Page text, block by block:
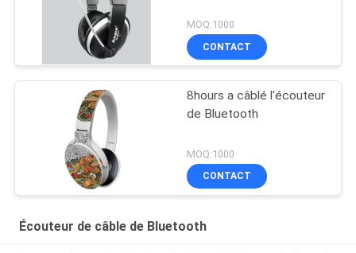
MOQ:1000
CONTACT
8hours a câblé l'écouteur
de Bluetooth
MOQ:1000
CONTACT
Écouteur de câble de Bluetooth